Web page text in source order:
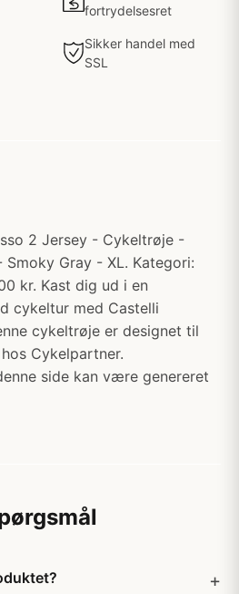
fortrydelsesret
Sikker handel med
SSL
2 Jersey - Cykeltrøje -
Gray - XL. Kategori:
kr. Kast dig ud i en
cykeltur med Castelli
cykeltrøje er designet til
Cykelpartner.
side kan være genereret